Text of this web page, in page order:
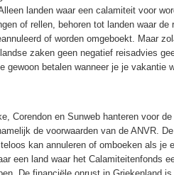
landen waar een calamiteit voor
of rellen, behoren tot landen waar de
of worden omgeboekt. Maar
zaken geen negatief reisadvies
gewoon betalen wanneer je je vakantie
Corendon en Sunweb hanteren voor de
de voorwaarden van de ANVR. De
kan annuleren of omboeken als je
een land waar het Calamiteitenfonds